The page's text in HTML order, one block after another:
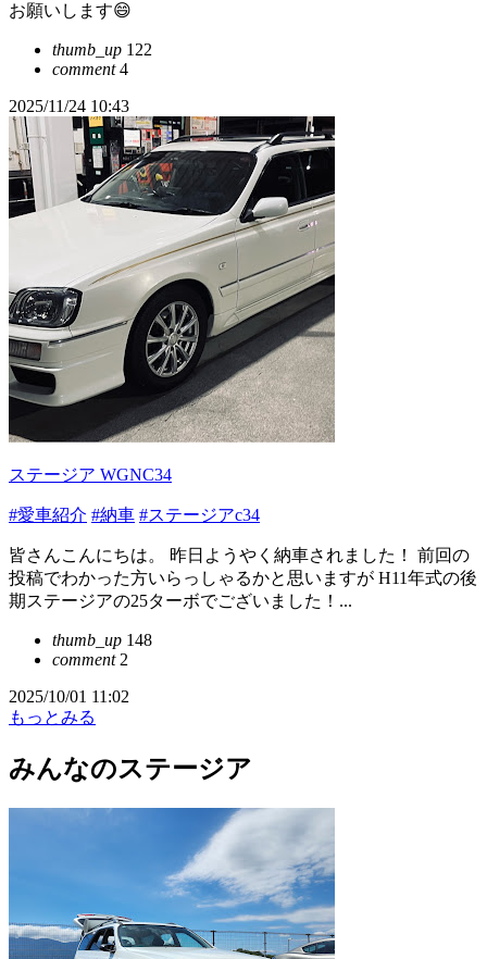
お願いします😄
thumb_up 122
comment4
2025/11/24 10:43
ステージア WGNC34
#愛車紹介 #納車 #ステージアc34
皆さんこんにちは。 昨日ようやく納車されました！ 前回の
投稿でわかった方いらっしゃるかと思いますが H11年式の後
期ステージアの25ターボでございました！...
thumb_up 148
comment2
2025/10/01 11:02
もっとみる
みんなのステージア